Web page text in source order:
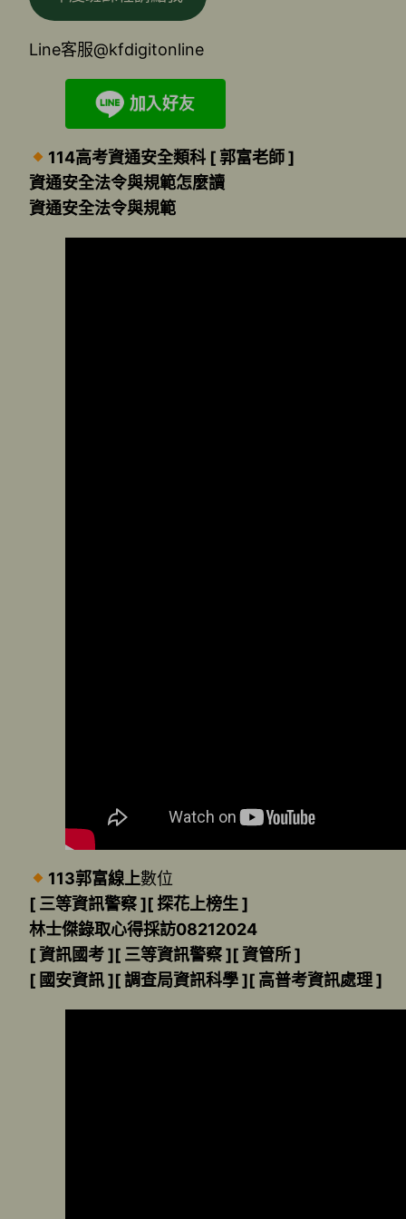
Line客服@kfdigitonline
114高考資通安全類科 [ 郭富老師 ]
資通安全法令與規範怎麼讀
資通安全法令與規範
113郭富線上數位
[ 三等資訊警察 ][ 探花上榜生 ]
林士傑錄取心得採訪08212024
[ 資訊國考 ][ 三等資訊警察 ][ 資管所 ]
[ 國安資訊 ][ 調查局資訊科學 ][ 高普考資訊處理 ]